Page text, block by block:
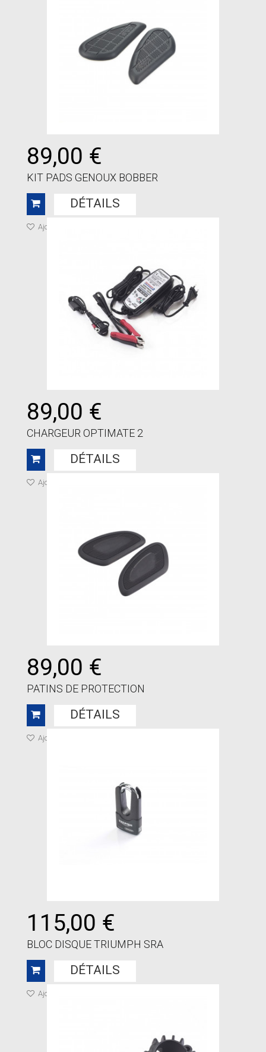
89,00 €
KIT PADS GENOUX BOBBER
DÉTAILS
Ajouter à ma liste de cadeaux
89,00 €
CHARGEUR OPTIMATE 2
DÉTAILS
Ajouter à ma liste de cadeaux
89,00 €
PATINS DE PROTECTION
DÉTAILS
Ajouter à ma liste de cadeaux
115,00 €
BLOC DISQUE TRIUMPH SRA
DÉTAILS
Ajouter à ma liste de cadeaux